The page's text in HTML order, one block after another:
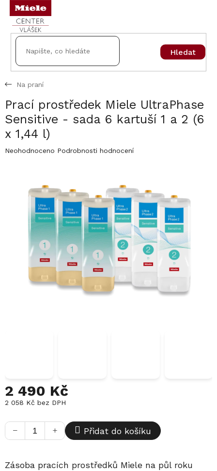
Přejít
obsah
Hledat
Na praní
Prací prostředek Miele UltraPhase
Sensitive - sada 6 kartuší 1 a 2 (6
x 1,44 l)
Průměrné
hvězdiček.
Neohodnoceno Podrobnosti hodnocení
2 490 Kč
2 058 Kč bez DPH
cena:
+
− Přidat do košíku
Zásoba pracích prostředků Miele na půl roku